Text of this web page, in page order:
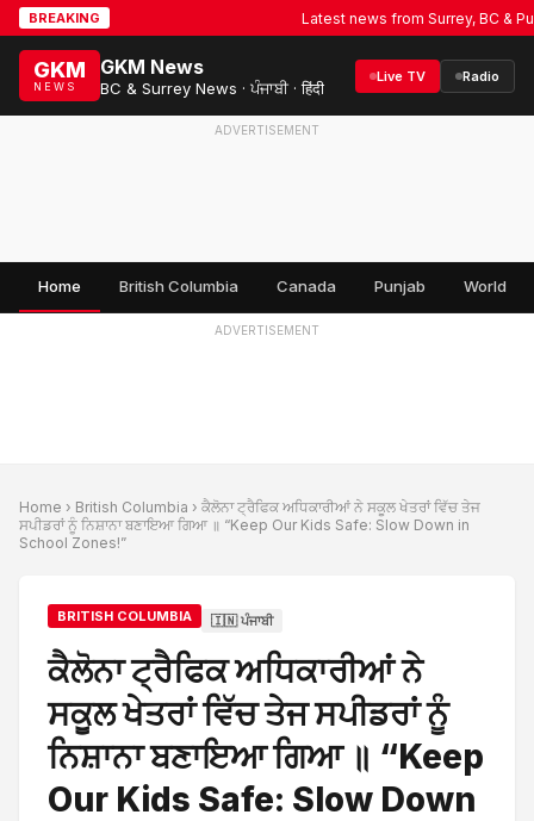
BREAKING Latest news from Surrey, BC &
GKM
NEWS
GKM News
BC & Surrey News · ਪੰਜਾਬੀ · हिंदी
Live TV Radio
ADVERTISEMENT
Home British Columbia Canada Punjab World
ADVERTISEMENT
Home › British Columbia › ਕੈਲੋਨਾ ਟ੍ਰੈਫਿਕ ਅਧਿਕਾਰੀਆਂ ਨੇ ਸਕੂਲ ਖੇਤਰਾਂ ਵਿੱਚ ਤੇਜ
ਸਪੀਡਰਾਂ ਨੂੰ ਨਿਸ਼ਾਨਾ ਬਣਾਇਆ ਗਿਆ ॥ “Keep Our Kids Safe: Slow Down in
School Zones!”
BRITISH COLUMBIA 🇮🇳 ਪੰਜਾਬੀ
ਕੈਲੋਨਾ ਟ੍ਰੈਫਿਕ ਅਧਿਕਾਰੀਆਂ ਨੇ
ਸਕੂਲ ਖੇਤਰਾਂ ਵਿੱਚ ਤੇਜ ਸਪੀਡਰਾਂ ਨੂੰ
ਨਿਸ਼ਾਨਾ ਬਣਾਇਆ ਗਿਆ ॥ “Keep
Our Kids Safe: Slow Down